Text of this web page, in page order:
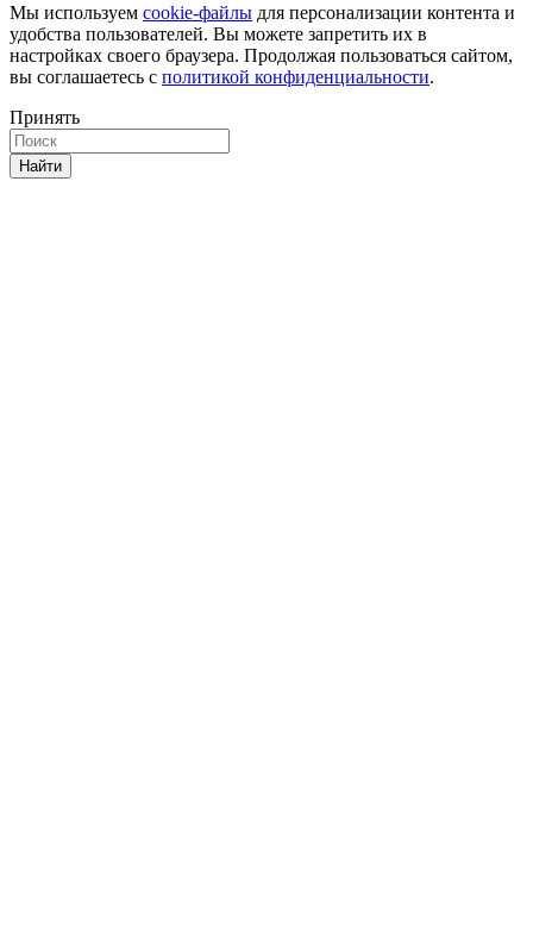
Мы используем cookie-файлы для персонализации контента и
удобства пользователей. Вы можете запретить их в
настройках своего браузера. Продолжая пользоваться сайтом,
вы соглашаетесь с политикой конфиденциальности.
Принять
Найти